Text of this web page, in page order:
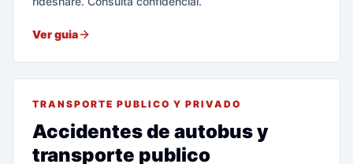
Ver guia
TRANSPORTE PUBLICO Y PRIVADO
Accidentes de autobus y
transporte publico